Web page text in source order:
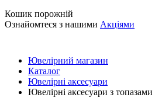
Кошик порожній
Ознайомтеся з нашими Акціями
Ювелірний магазин
Каталог
Ювелірні аксесуари
Ювелірні аксесуари з